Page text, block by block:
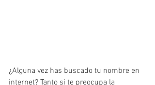
¿Alguna vez has buscado tu nombre en
internet? Tanto si te preocupa la